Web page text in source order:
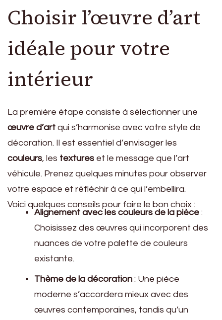
Choisir l’œuvre d’art
idéale pour votre
intérieur
La première étape consiste à sélectionner une
œuvre d’art qui s’harmonise avec votre style de
décoration. Il est essentiel d’envisager les
couleurs, les textures et le message que l’art
véhicule. Prenez quelques minutes pour observer
votre espace et réfléchir à ce qui l’embellira.
Voici quelques conseils pour faire le bon choix :
Alignement avec les couleurs de la pièce :
Choisissez des œuvres qui incorporent des
nuances de votre palette de couleurs
existante.
Thème de la décoration : Une pièce
moderne s’accordera mieux avec des
œuvres contemporaines, tandis qu’un